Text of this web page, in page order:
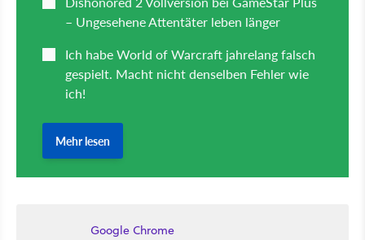
Google Chrome